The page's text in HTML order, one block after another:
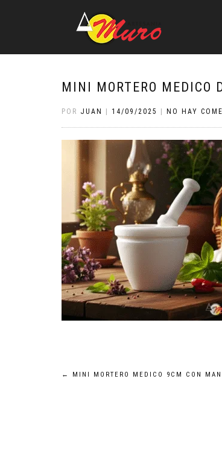
MINI MORTERO MEDICO
POR JUAN 14/09/2025 NO HAY
Navegación
← MINI MORTERO MEDICO 9CM CON